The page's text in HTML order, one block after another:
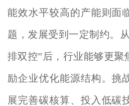
能效水平较高的产能则面
题，发展受到一定制约。
排双控”后，行业能够更聚
励企业优化能源结构。挑
展完善碳核算、投入低碳